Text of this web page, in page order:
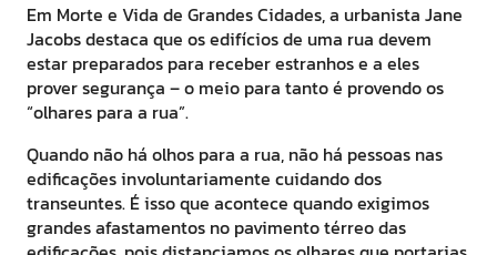
Em Morte e Vida de Grandes Cidades, a urbanista Jane
Jacobs destaca que os edifícios de uma rua devem
estar preparados para receber estranhos e a eles
prover segurança – o meio para tanto é provendo os
“olhares para a rua”.
Quando não há olhos para a rua, não há pessoas nas
edificações involuntariamente cuidando dos
transeuntes. É isso que acontece quando exigimos
grandes afastamentos no pavimento térreo das